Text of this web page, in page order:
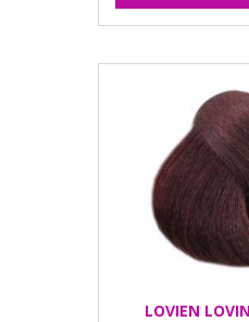
LOVIEN